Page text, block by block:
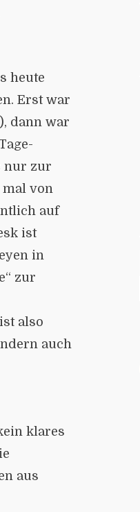
heute
Erst war
dann war
nur zur
von
auf
ist
in
zur
also
auch
klares
aus